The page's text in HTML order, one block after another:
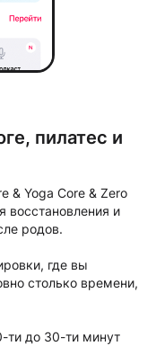
пилатес и
& Yoga Core & Zero
восстановления и
родов.
где вы
столько времени,
ти до 30-ти минут